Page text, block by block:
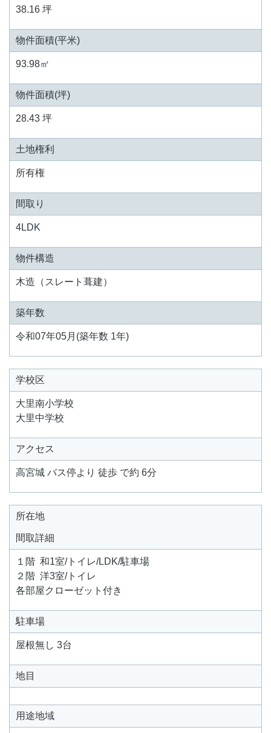
38.16 坪
物件面積(平米)
93.98㎡
物件面積(坪)
28.43 坪
土地権利
所有権
間取り
4LDK
物件構造
木造（スレート葺建）
築年数
令和07年05月(築年数 1年)
学校区
大里南小学校
大里中学校
アクセス
高宮城 バス停より 徒歩 で約 6分
所在地
間取詳細
１階 和1室/トイレ/LDK/駐車場
２階 洋3室/トイレ
各部屋クローゼット付き
駐車場
屋根無し 3台
地目
用途地域